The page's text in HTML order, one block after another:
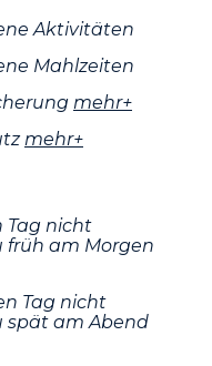
Aktivitäten
Mahlzeiten
mehr+
mehr+
Tag nicht
früh am Morgen
Tag nicht
spät am Abend